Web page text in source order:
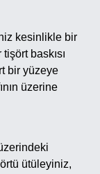
kesinlikle bir
baskısı
bir yüzeye
üzerine
ütüleyiniz,